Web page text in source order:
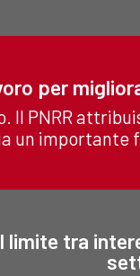
per
Il PNRR
un
limite tra